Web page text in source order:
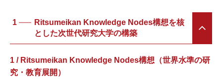
1
Ritsumeikan Knowledge Nodes構想を核
とした次世代研究⼤学の構築
1 / Ritsumeikan Knowledge Nodes構想（世界⽔準の研
究・教育展開）